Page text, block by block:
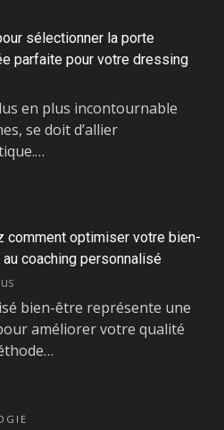
sélectionner la porte
parfaite pour votre dressing
en plus incontournable
se doit d’allier
comment optimiser votre bien-
coaching personnalisé
bien-être représente une
améliorer votre qualité